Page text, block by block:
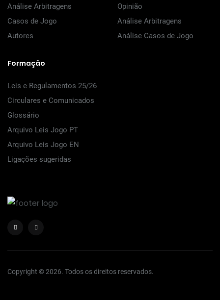
Análise Arbitragens
Casos de Jogo
Autores
Opinião
Análise Arbitragens
Análise Casos de Jogo
Formação
Leis e Regulamentos 25/26
Circulares e Comunicados
Glossário
Arquivo Leis Jogo PT
Arquivo Leis Jogo EN
Ligações sugeridas
Copyright © 2026. Todos os direitos reservados.